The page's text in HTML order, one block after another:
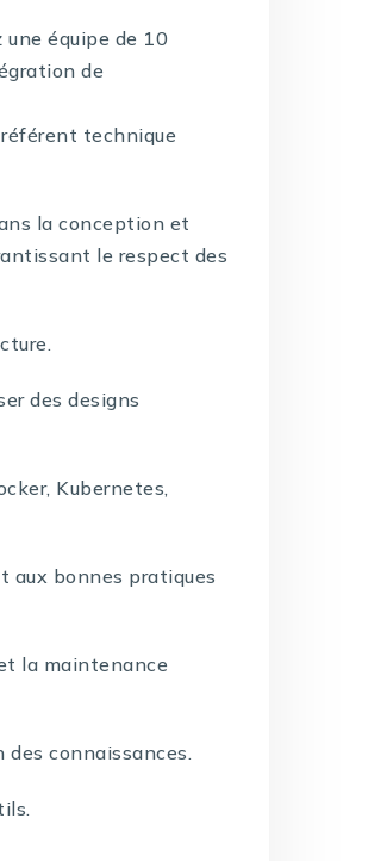
équipe de 10
de
technique
la conception et
le respect des
des designs
Kubernetes,
aux bonnes pratiques
la maintenance
connaissances.